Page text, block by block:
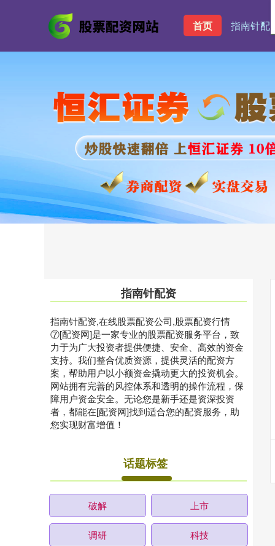
首页 指南针配
指南针配资
指南针配资,在线股票配资公司,股票配资行情
⑦[配资网]是一家专业的股票配资服务平台，致
力于为广大投资者提供便捷、安全、高效的资金
支持。我们整合优质资源，提供灵活的配资方
案，帮助用户以小额资金撬动更大的投资机会。
网站拥有完善的风控体系和透明的操作流程，保
障用户资金安全。无论您是新手还是资深投资
者，都能在[配资网]找到适合您的配资服务，助
您实现财富增值！
话题标签
破解 上市
调研 科技